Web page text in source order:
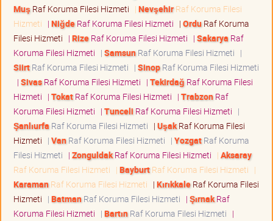
Muş Raf Koruma Filesi Hizmeti | NevşehirRaf Koruma Filesi
Hizmeti | NiğdeRaf Koruma Filesi Hizmeti | OrduRaf Koruma
Filesi Hizmeti | RizeRaf Koruma Filesi Hizmeti | Sakarya Raf
Koruma Filesi Hizmeti | SamsunRaf Koruma Filesi Hizmeti |
SiirtRaf Koruma Filesi Hizmeti | SinopRaf Koruma Filesi Hizmeti
| SivasRaf Koruma Filesi Hizmeti | Tekirdağ Raf Koruma Filesi
Hizmeti | TokatRaf Koruma Filesi Hizmeti | TrabzonRaf
Koruma Filesi Hizmeti | Tunceli Raf Koruma Filesi Hizmeti |
Şanlıurfa Raf Koruma Filesi Hizmeti | UşakRaf Koruma Filesi
Hizmeti | VanRaf Koruma Filesi Hizmeti | YozgatRaf Koruma
Filesi Hizmeti | ZonguldakRaf Koruma Filesi Hizmeti | Aksaray
Raf Koruma Filesi Hizmeti | BayburtRaf Koruma Filesi Hizmeti |
KaramanRaf Koruma Filesi Hizmeti | KırıkkaleRaf Koruma Filesi
Hizmeti | BatmanRaf Koruma Filesi Hizmeti | ŞırnakRaf
Koruma Filesi Hizmeti | BartınRaf Koruma Filesi Hizmeti |